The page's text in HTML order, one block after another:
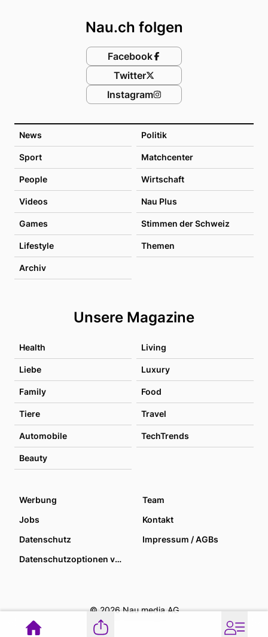
News Politik
Sport Matchcenter
People Wirtschaft
Videos Nau Plus
Games Stimmen der Schweiz
Lifestyle Themen
Archiv
Unsere Magazine
Health Living
Liebe Luxury
Family Food
Tiere Travel
Automobile TechTrends
Beauty
Nau.ch folgen
Facebook
Twitter
Instagram
Werbung
Team
Jobs
Kontakt
Datenschutz
Impressum / AGBs
Datenschutzoptionen verwalten
© 2026 Nau media AG